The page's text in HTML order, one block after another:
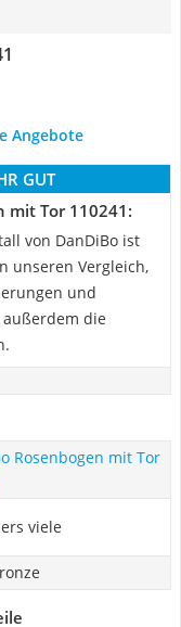
Angebote
GUT
mit Tor 110241:
von DanDiBo ist
unseren Vergleich,
und
die
Rosenbogen mit Tor
viele